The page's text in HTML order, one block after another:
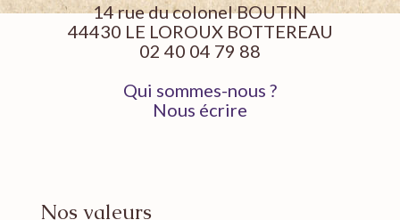
14 rue du colonel BOUTIN
44430 LE LOROUX BOTTEREAU
02 40 04 79 88
Qui sommes-nous ?
Nous écrire
Nos valeurs